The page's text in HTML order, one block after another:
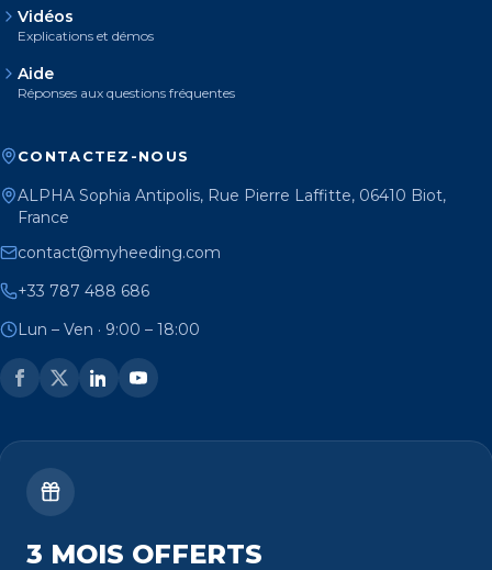
Vidéos
Explications et démos
Aide
Réponses aux questions fréquentes
CONTACTEZ-NOUS
ALPHA Sophia Antipolis, Rue Pierre Laffitte, 06410 Biot,
France
contact@myheeding.com
+33 787 488 686
Lun – Ven · 9:00 – 18:00
3 MOIS OFFERTS